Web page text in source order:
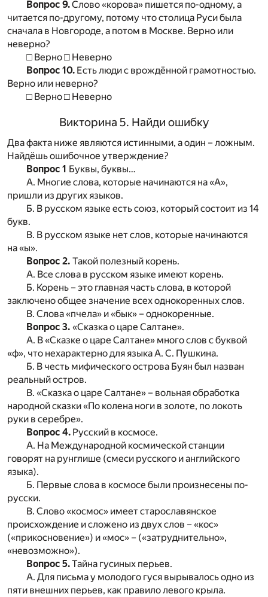
Вопрос 9.Слово «корова» пишется по-одному, а
читается по-другому, потому что столица Руси была
сначала в Новгороде, а потом в Москве. Верно или
неверно?
□ Верно □ Неверно
Вопрос 10. Есть люди с врождённой грамотностью.
Верно или неверно?
□ Верно □ Неверно
Викторина 5. Найди ошибку
Два факта ниже являются истинными, а один – ложным.
Найдёшь ошибочное утверждение?
Вопрос 1 Буквы, буквы…
А. Многие слова, которые начинаются на «А»,
пришли из других языков.
Б. В русском языке есть союз, который состоит из 14
букв.
В. В русском языке нет слов, которые начинаются
на «ы».
Вопрос 2. Такой полезный корень.
А. Все слова в русском языке имеют корень.
Б. Корень – это главная часть слова, в которой
заключено общее значение всех однокоренных слов.
В. Слова «пчела» и «бык» – однокоренные.
Вопрос 3. «Сказка о царе Салтане».
А. В «Сказке о царе Салтане» много слов с буквой
«ф», что нехарактерно для языка А. С. Пушкина.
Б. В честь мифического острова Буян был назван
реальный остров.
В. «Сказка о царе Салтане» – вольная обработка
народной сказки «По колена ноги в золоте, по локоть
руки в серебре».
Вопрос 4. Русский в космосе.
А. На Международной космической станции
говорят на рунглише (смеси русского и английского
языка).
Б. Первые слова в космосе были произнесены по-
русски.
В. Слово «космос» имеет старославянское
происхождение и сложено из двух слов – «кос»
(«прикосновение») и «мос» – («затруднительно»,
«невозможно»).
Вопрос 5.Тайна гусиных перьев.
А. Для письма у молодого гуся вырывалось одно из
пяти внешних перьев, как правило левого крыла.